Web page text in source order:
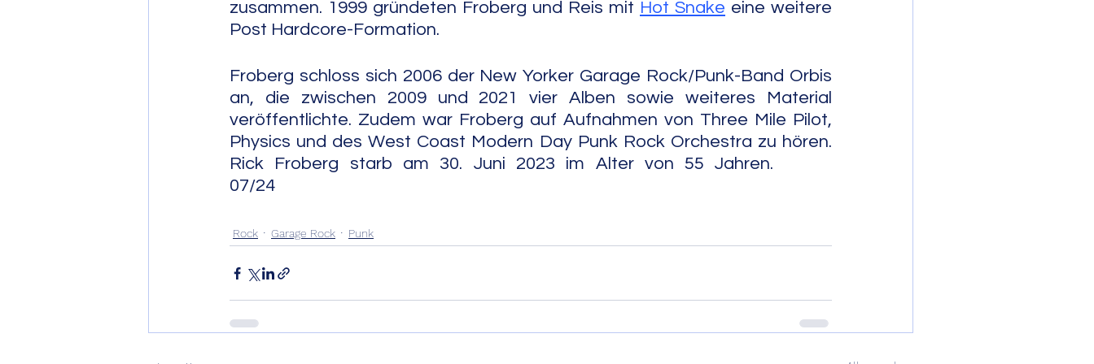
zusammen. 1999 gründeten Froberg und Reis mit Hot Snake eine weitere
Post Hardcore-Formation.
Froberg schloss sich 2006 der New Yorker Garage Rock/Punk-Band Orbis
an, die zwischen 2009 und 2021 vier Alben sowie weiteres Material
veröffentlichte. Zudem war Froberg auf Aufnahmen von Three Mile Pilot,
Physics und des West Coast Modern Day Punk Rock Orchestra zu hören.
Rick Froberg starb am 30. Juni 2023 im Alter von 55 Jahren.
07/24
Rock Garage Rock Punk